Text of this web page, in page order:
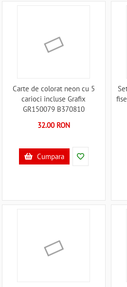
Carte de colorat neon cu 5
carioci incluse Grafix
GR150079 B370810
32.00 RON
Cumpara